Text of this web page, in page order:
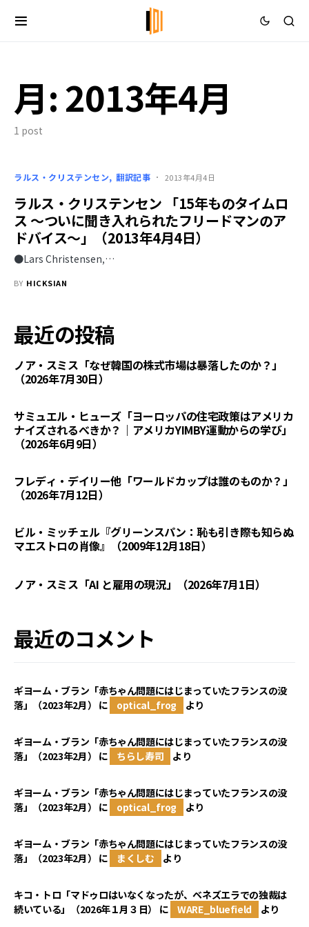
月:2013年4月
1 post
ラルス・クリステンセン 翻訳記事 2013年4月4日
ラルス・クリステンセン 「15年ものタイムロ
ス ～ついに聞き入れられたフリードマンのア
ドバイス～」（2013年4月4日）
●Lars Christensen,…
BY HICKSIAN
最近の投稿
ノア・スミス「なぜ韓国の株式市場は暴落したのか？」
（2026年7月30日）
サミュエル・ヒューズ「ヨーロッパの住宅政策はアメリカ
ナイズされるべきか？｜アメリカYIMBY運動からの学び」
（2026年6月9日）
フレディ・デイリー他「ワールドカップは誰のものか？」
（2026年7月12日）
ビル・ミッチェル『グリーンスパン：恥も引き際も知らぬ
マエストロの肖像』（2009年12月18日）
ノア・スミス「AI と雇用の現況」（2026年7月1日）
最近のコメント
ギヨーム・ブラン「赤ちゃん問題にはじまっていたフランスの没
落」（2023年2月） に optical_frog より
ギヨーム・ブラン「赤ちゃん問題にはじまっていたフランスの没
落」（2023年2月） に ちらし寿司 より
ギヨーム・ブラン「赤ちゃん問題にはじまっていたフランスの没
落」（2023年2月） に optical_frog より
ギヨーム・ブラン「赤ちゃん問題にはじまっていたフランスの没
落」（2023年2月） に まくしむ より
キコ・トロ「マドゥロはいなくなったが、ベネズエラでの独裁は
続いている」（2026年１月３日）
に WARE_bluefield より